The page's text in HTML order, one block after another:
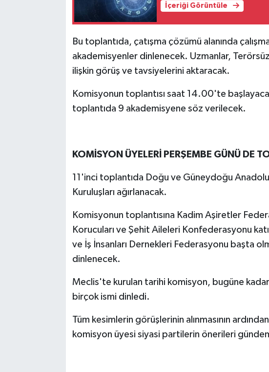
İçeriği Görüntüle
Bu toplantıda, çatışma çözümü alanında
akademisyenler dinlenecek. Uzmanlar,
ilişkin görüş ve tavsiyelerini aktaracak.
Komisyonun toplantısı saat 14.00'te
toplantıda 9 akademisyene söz verilecek.
KOMİSYON ÜYELERİ PERŞEMBE GÜNÜ DE
11'inci toplantıda Doğu ve Güneydoğu
Kuruluşları ağırlanacak.
Komisyonun toplantısına Kadim Aşiretler
Korucuları ve Şehit Aileleri Konfederasyonu
ve İş İnsanları Dernekleri Federasyonu başta
dinlenecek.
Meclis'te kurulan tarihi komisyon, bugüne
birçok ismi dinledi.
Tüm kesimlerin görüşlerinin alınmasının
komisyon üyesi siyasi partilerin önerileri